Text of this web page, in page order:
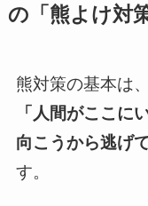
の「熊よけ対
熊対策の基本は
「人間がここに
向こうから逃げ
す。